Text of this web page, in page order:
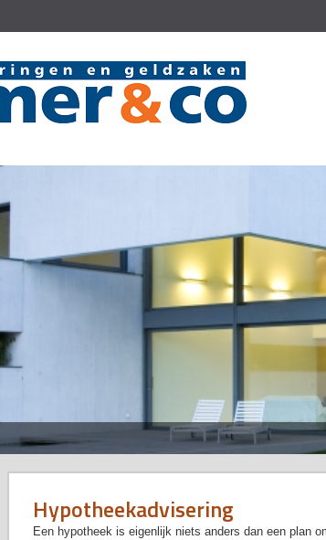
Hypotheekadvisering
Een hypotheek is eigenlijk niets anders dan een plan